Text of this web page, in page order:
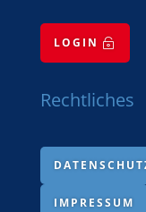

LOGIN
Rechtliches
IMPRESSUM